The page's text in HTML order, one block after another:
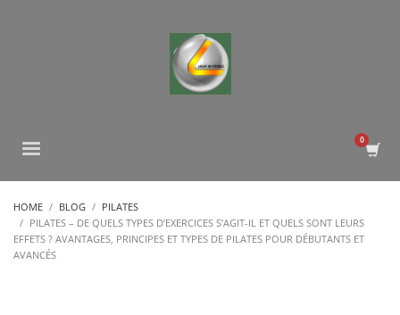
HOME BLOG
PILATES
PILATES – DE QUELS TYPES D’EXERCICES S’AGIT-IL ET QUELS SONT LEURS
EFFETS ? AVANTAGES, PRINCIPES ET TYPES DE PILATES POUR DÉBUTANTS ET
AVANCÉS